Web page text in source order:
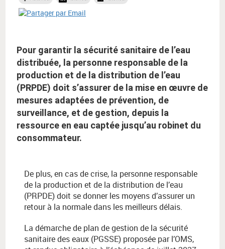
Pour garantir la sécurité sanitaire de l’eau
distribuée, la personne responsable de la
production et de la distribution de l’eau
(PRPDE) doit s’assurer de la mise en œuvre de
mesures adaptées de prévention, de
surveillance, et de gestion, depuis la
ressource en eau captée jusqu’au robinet du
consommateur.
De plus, en cas de crise, la personne responsable
de la production et de la distribution de l’eau
(PRPDE) doit se donner les moyens d’assurer un
retour à la normale dans les meilleurs délais.
La démarche de plan de gestion de la sécurité
sanitaire des eaux (PGSSE) proposée par l’OMS,